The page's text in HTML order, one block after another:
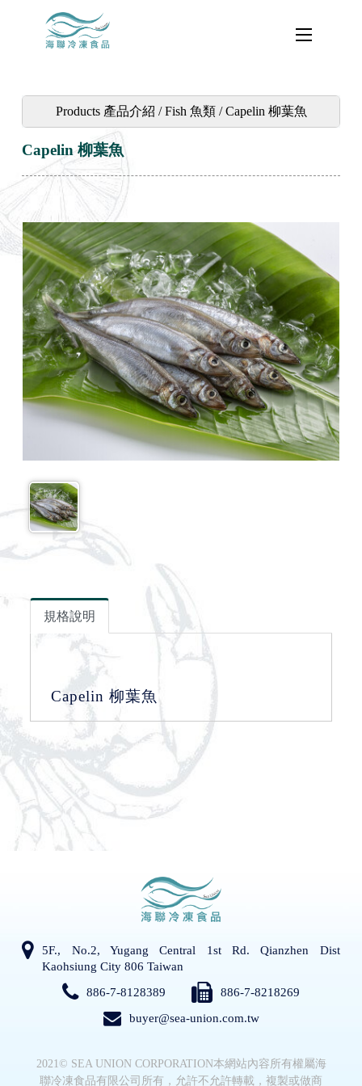
Products 產品介紹 / Fish 魚類 / Capelin 柳葉魚
Capelin 柳葉魚
規格說明
Capelin 柳葉魚
5F., No.2, Yugang Central 1st Rd. Qianzhen Dist
Kaohsiung City 806 Taiwan
886-7-8128389
886-7-8218269
buyer@sea-union.com.tw
2021© SEA UNION CORPORATION本網站內容所有權屬海
聯冷凍食品有限公司所有，允許不允許轉載，複製或做商